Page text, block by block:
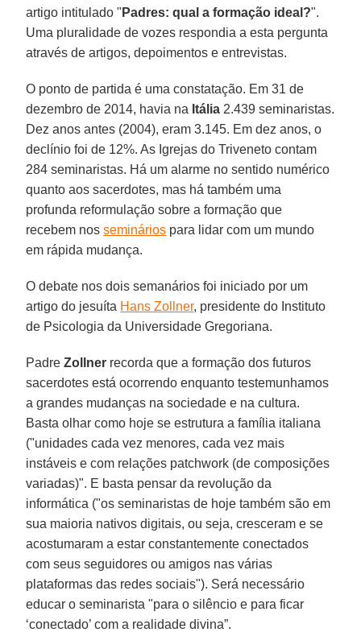
artigo intitulado " Padres: qual a formação ideal?".
Uma pluralidade de vozes respondia a esta pergunta
através de artigos, depoimentos e entrevistas.
O ponto de partida é uma constatação. Em 31 de
dezembro de 2014, havia na Itália 2.439 seminaristas.
Dez anos antes (2004), eram 3.145. Em dez anos, o
declínio foi de 12%. As Igrejas do Triveneto contam
284 seminaristas. Há um alarme no sentido numérico
quanto aos sacerdotes, mas há também uma
profunda reformulação sobre a formação que
recebem nosseminários para lidar com um mundo
em rápida mudança.
O debate nos dois semanários foi iniciado por um
artigo do jesuíta Hans Zollner, presidente do Instituto
de Psicologia da Universidade Gregoriana.
PadreZollner recorda que a formação dos futuros
sacerdotes está ocorrendo enquanto testemunhamos
a grandes mudanças na sociedade e na cultura.
Basta olhar como hoje se estrutura a família italiana
("unidades cada vez menores, cada vez mais
instáveis e com relações patchwork (de composições
variadas)". E basta pensar da revolução da
informática ("os seminaristas de hoje também são em
sua maioria nativos digitais, ou seja, cresceram e se
acostumaram a estar constantemente conectados
com seus seguidores ou amigos nas várias
plataformas das redes sociais"). Será necessário
educar o seminarista "para o silêncio e para ficar
‘conectado’ com a realidade divina”.